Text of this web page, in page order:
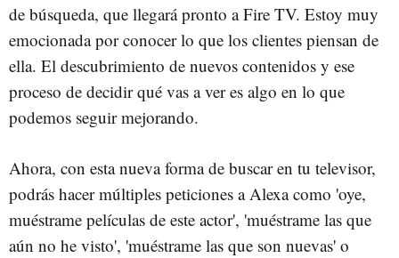
de búsqueda, que llegará pronto a Fire TV. Estoy muy
emocionada por conocer lo que los clientes piensan de
ella. El descubrimiento de nuevos contenidos y ese
proceso de decidir qué vas a ver es algo en lo que
podemos seguir mejorando.
Ahora, con esta nueva forma de buscar en tu televisor,
podrás hacer múltiples peticiones a Alexa como 'oye,
muéstrame películas de este actor', 'muéstrame las que
aún no he visto', 'muéstrame las que son nuevas' o